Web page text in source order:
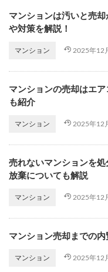
マンションは汚いと売
や対策を解説！
マンション 2025年12
マンションの売却はエ
も紹介
マンション 2025年12
売れないマンションを
放棄についても解説
マンション 2025年12
マンション売却までの
マンション 2025年12